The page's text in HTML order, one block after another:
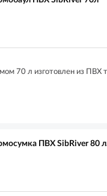
70 л изготовлен из ПВХ
ПВХ SibRiver 80